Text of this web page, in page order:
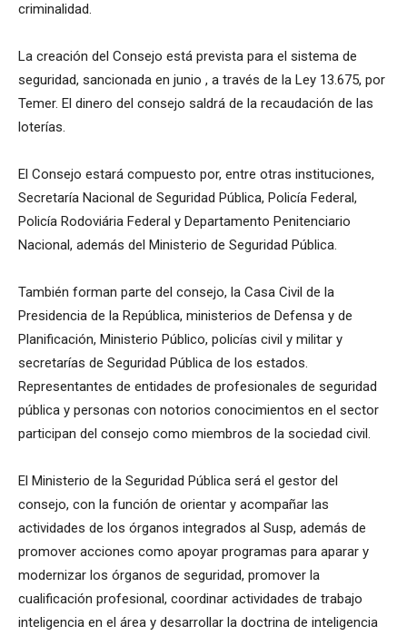
criminalidad.
La creación del Consejo está prevista para el sistema de
seguridad, sancionada en junio , a través de la Ley 13.675, por
Temer. El dinero del consejo saldrá de la recaudación de las
loterías.
El Consejo estará compuesto por, entre otras instituciones,
Secretaría Nacional de Seguridad Pública, Policía Federal,
Policía Rodoviária Federal y Departamento Penitenciario
Nacional, además del Ministerio de Seguridad Pública.
También forman parte del consejo, la Casa Civil de la
Presidencia de la República, ministerios de Defensa y de
Planificación, Ministerio Público, policías civil y militar y
secretarías de Seguridad Pública de los estados.
Representantes de entidades de profesionales de seguridad
pública y personas con notorios conocimientos en el sector
participan del consejo como miembros de la sociedad civil.
El Ministerio de la Seguridad Pública será el gestor del
consejo, con la función de orientar y acompañar las
actividades de los órganos integrados al Susp, además de
promover acciones como apoyar programas para aparar y
modernizar los órganos de seguridad, promover la
cualificación profesional, coordinar actividades de trabajo
inteligencia en el área y desarrollar la doctrina de inteligencia